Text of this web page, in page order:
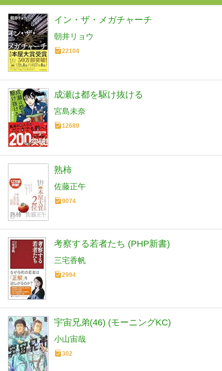
イン・ザ・メガチャーチ
朝井リョウ
22104
成瀬は都を駆け抜ける
宮島未奈
12689
熟柿
佐藤正午
9074
考察する若者たち (PHP新書)
三宅香帆
2994
宇宙兄弟(46) (モーニングKC)
小山宙哉
302